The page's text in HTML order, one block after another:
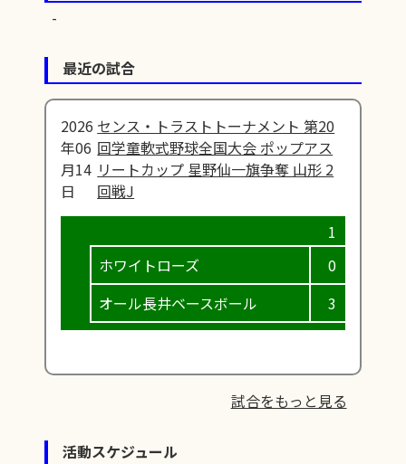
最近の試合
2026
年06
月14
日
センス・トラストトーナメント 第20
回学童軟式野球全国大会 ポップアス
リートカップ 星野仙一旗争奪 山形 2
回戦J
ホワイトローズ
オール長井ベースボール
0
3
試合をもっと見る
活動スケジュール